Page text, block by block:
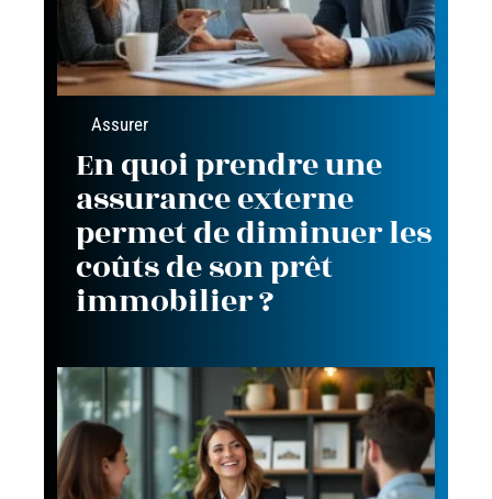
Assurer
En quoi prendre une
assurance externe
permet de diminuer les
coûts de son prêt
immobilier ?